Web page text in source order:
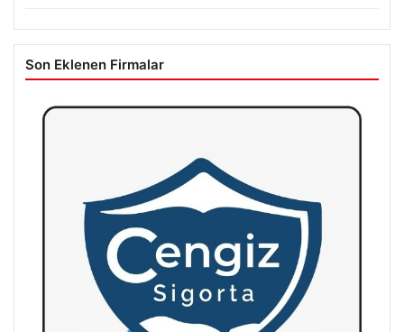
Son Eklenen Firmalar